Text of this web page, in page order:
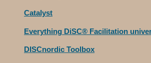
Catalyst
Everything DiSC® Facilitation
DISCnordic Toolbox